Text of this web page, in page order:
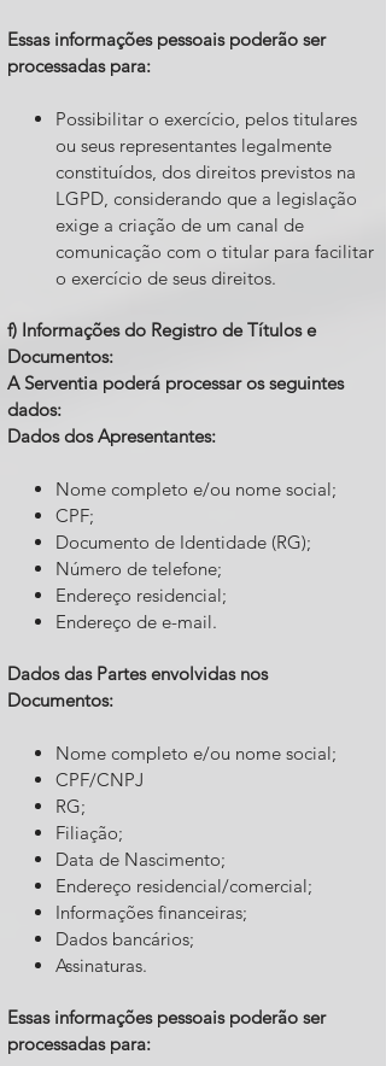
Essas informações pessoais poderão ser
processadas para:
Possibilitar o exercício, pelos titulares
ou seus representantes legalmente
constituídos, dos direitos previstos na
LGPD, considerando que a legislação
exige a criação de um canal de
comunicação com o titular para facilitar
o exercício de seus direitos.
f) Informações do Registro de Títulos e
Documentos:
A Serventia poderá processar os seguintes
dados:
Dados dos Apresentantes:
Nome completo e/ou nome social;
CPF;
Documento de Identidade (RG);
Número de telefone;
Endereço residencial;
Endereço de e-mail.
Dados das Partes envolvidas nos
Documentos:
Nome completo e/ou nome social;
CPF/CNPJ
RG;
Filiação;
Data de Nascimento;
Endereço residencial/comercial;
Informações financeiras;
Dados bancários;
Assinaturas.
Essas informações pessoais poderão ser
processadas para: